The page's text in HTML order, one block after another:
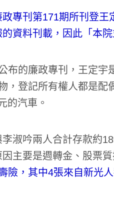
政專刊第171期所刊登王
資料刊載，因此「本院
布的廉政專刊，王定宇
，登記所有權人都是
的汽車。
淑吟兩人合計存款約
主要是週轉金、股票質
險，其中4張來自新光